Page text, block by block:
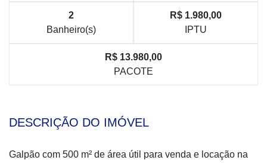
2
Banheiro(s)
R$ 1.980,00
IPTU
R$ 13.980,00
PACOTE
DESCRIÇÃO DO IMÓVEL
Galpão com 500 m² de área útil para venda e locação na